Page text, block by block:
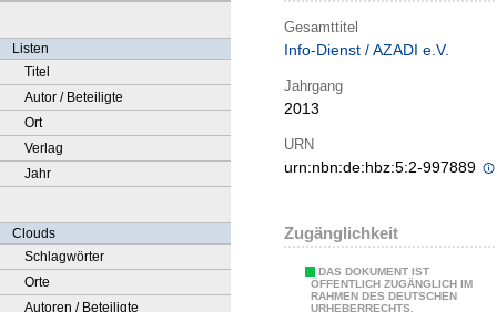
Listen
Titel
Autor / Beteiligte
Ort
Verlag
Jahr
Clouds
Schlagwörter
Orte
Autoren / Beteiligte
Gesamttitel
Info-Dienst / AZADI e.V.
Jahrgang
2013
URN
urn:nbn:de:hbz:5:2-997889
Zugänglichkeit
DAS DOKUMENT IST
ÖFFENTLICH ZUGÄNGLICH IM
RAHMEN DES DEUTSCHEN
URHEBERRECHTS.